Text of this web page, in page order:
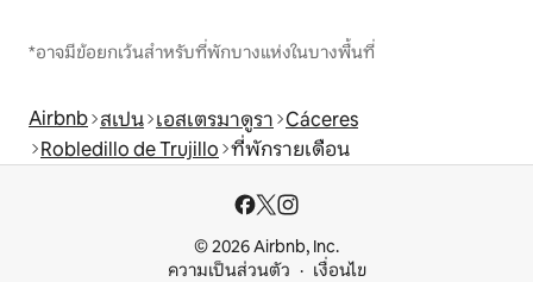
*อาจมีข้อยกเว้นสำหรับที่พักบางแห่งในบางพื้นที่
Airbnb สเปน เอสเตรมาดูรา Cáceres
Robledillo de Trujillo ที่พักรายเดือน
© 2026 Airbnb, Inc.
ความเป็นส่วนตัว
เงื่อนไข